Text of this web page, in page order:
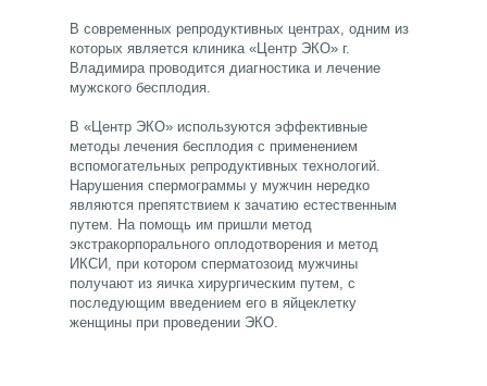
В современных репродуктивных центрах, одним из
которых является клиника «Центр ЭКО» г.
Владимира проводится диагностика и лечение
мужского бесплодия.
В «Центр ЭКО» используются эффективные
методы лечения бесплодия с применением
вспомогательных репродуктивных технологий.
Нарушения спермограммы у мужчин нередко
являются препятствием к зачатию естественным
путем. На помощь им пришли метод
экстракорпорального оплодотворения и метод
ИКСИ, при котором сперматозоид мужчины
получают из яичка хирургическим путем, с
последующим введением его в яйцеклетку
женщины при проведении ЭКО.